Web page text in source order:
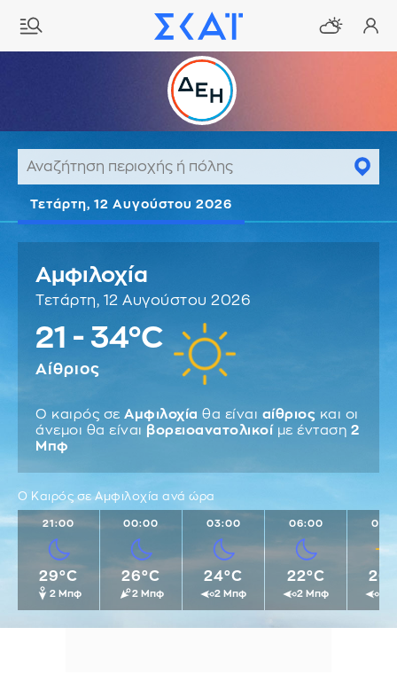
Τετάρτη, 12 Αυγούστου 2026
Αμφιλοχία
Τετάρτη, 12 Αυγούστου 2026
21 - 34°C
Αίθριος
Ο καιρός σε Αμφιλοχία θα είναι αίθριος και οι
άνεμοι θα είναι βορειοανατολικοί με ένταση 2
Μπφ
Ο Καιρός σε Αμφιλοχία ανά ώρα
21:00
29°C
2 Μπφ
00:00
26°C
2 Μπφ
03:00
24°C
2 Μπφ
06:00
22°C
2 Μπφ